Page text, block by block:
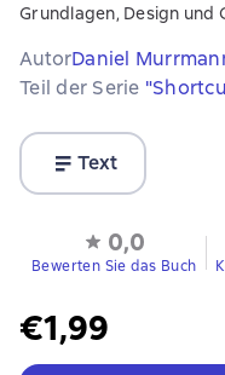
Grundlagen, Design und
AutorDaniel
Teil der Serie
Text
0,0
Bewerten Sie das Buch
€1,99